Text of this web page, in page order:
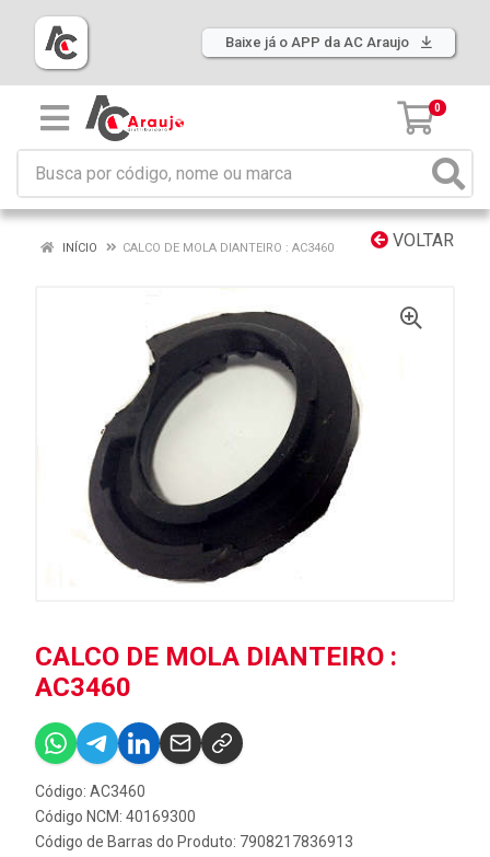
Baixe já o APP da AC Araujo
0
VOLTAR
INÍCIO CALCO DE MOLA DIANTEIRO : AC3460
CALCO DE MOLA DIANTEIRO :
AC3460
Código: AC3460
Código NCM: 40169300
Código de Barras do Produto: 7908217836913